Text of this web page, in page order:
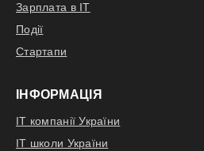
Зарплата в IT
Події
Стартапи
ІНФОРМАЦІЯ
IT компанії України
IT школи України